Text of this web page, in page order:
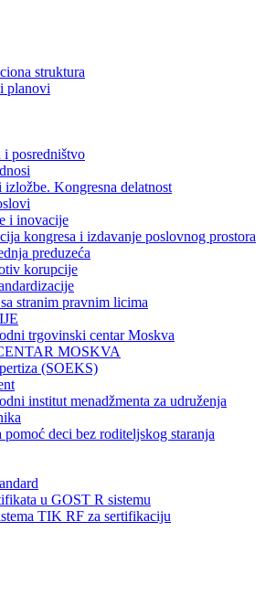
struktura
planovi
i posredništvo
izložbe. Kongresna delatnost
i inovacije
kongresa i izdavanje poslovnog prostora
preduzeća
korupcije
stranim pravnim licima
trgovinski centar Moskva
MOSKVA
(SOEKS)
institut menadžmenta za udruženja
pomoć deci bez roditeljskog staranja
u GOST R sistemu
TIK RF za sertifikaciju